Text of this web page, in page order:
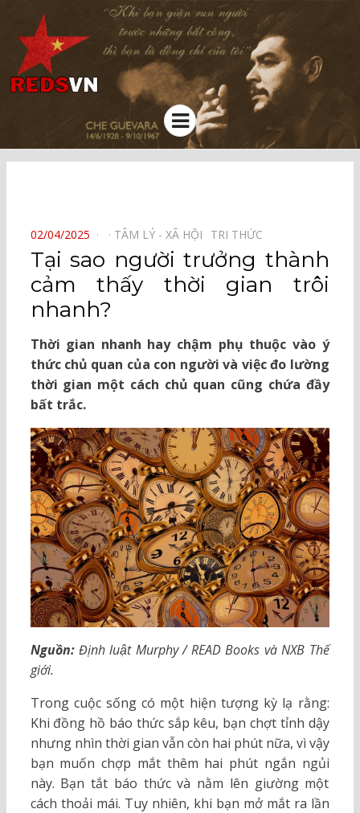
Kênh chia sẻ tri thức cộng đồng
Menu
POSTED
ON
02/04/2025 TÂM LÝ - XÃ HỘI⠀ TRI THỨC⠀
Tại sao người trưởng thành
cảm thấy thời gian trôi
nhanh?
Thời gian nhanh hay chậm phụ thuộc vào ý
thức chủ quan của con người và việc đo lường
thời gian một cách chủ quan cũng chứa đầy
bất trắc.
Nguồn:Định luật Murphy / READ Books và NXB Thế
giới.
Trong cuộc sống có một hiện tượng kỳ lạ rằng:
Khi đồng hồ báo thức sắp kêu, bạn chợt tỉnh dậy
nhưng nhìn thời gian vẫn còn hai phút nữa, vì vậy
bạn muốn chợp mắt thêm hai phút ngắn ngủi
này. Bạn tắt báo thức và nằm lên giường một
cách thoải mái. Tuy nhiên, khi bạn mở mắt ra lần